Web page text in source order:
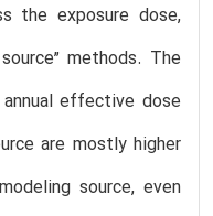
the exposure dose,
methods. The
effective dose
are mostly higher
source, even